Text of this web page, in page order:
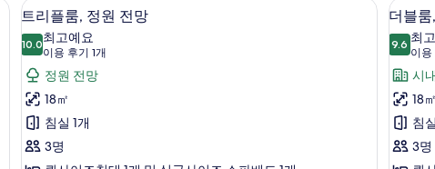
자
히
기
망
자
세
보
기
트
리
플
룸,
정
원
전
17
트리플룸, 정원 전망
10.010.0점 만점 중 10점
최고예요
이용 후기 1개
(이
용
후
기
개)
정원 전망
18㎡
침실 1개
3명
더
블
룸,
발
코
니
사
12
더블
9.69.6점
최
이
(이
용
후
기
5
개)
시
18㎡
침
3명